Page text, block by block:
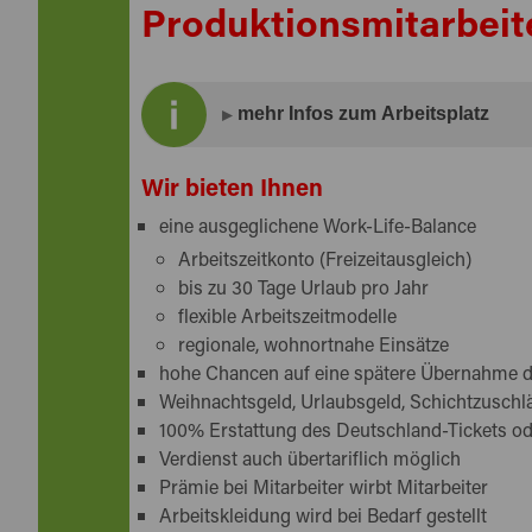
mehr Infos zum Arbeitsplatz
Unser Kunde - ein Hersteller und Anbieter
Seil- und Hebetechnik - sucht einen
Haben Sie Lust, Teil eines mittelständigen
Standorten, mit Hauptsitz in Aschaffenburg
Dann bewerben Sie sich
jetzt
Wir bieten Ihnen
eine ausgeglichene Work-Life-Balance
Arbeitszeitkonto (Freizeitausgleich)
bis zu 30 Tage Urlaub pro Jahr
flexible Arbeitszeitmodelle
regionale, wohnortnahe Einsätze
hohe Chancen auf eine spätere Übernahme
Weihnachtsgeld, Urlaubsgeld,
100% Erstattung des Deutschland-Tickets
Verdienst auch übertariflich möglich
Prämie bei Mitarbeiter wirbt Mitarbeiter
Arbeitskleidung wird bei Bedarf gestellt